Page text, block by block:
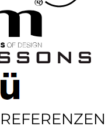
REFERENZEN